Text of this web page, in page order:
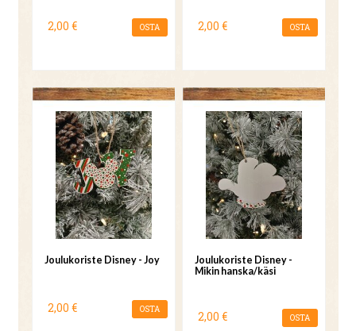
2,00 € OSTA 2,00 € OSTA
Joulukoriste Disney - Joy
2,00 € OSTA
Joulukoriste Disney -
Mikin hanska/käsi
2,00 € OSTA